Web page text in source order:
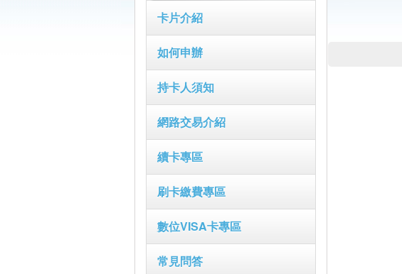
卡片介紹
如何申辦
持卡人須知
網路交易介紹
續卡專區
刷卡繳費專區
數位VISA卡專區
常見問答